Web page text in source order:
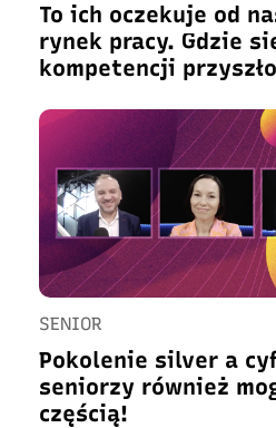
To ich oczekuje od
rynek pracy. Gdzie
kompetencji
SENIOR
Pokolenie silver a
seniorzy również
częścią!